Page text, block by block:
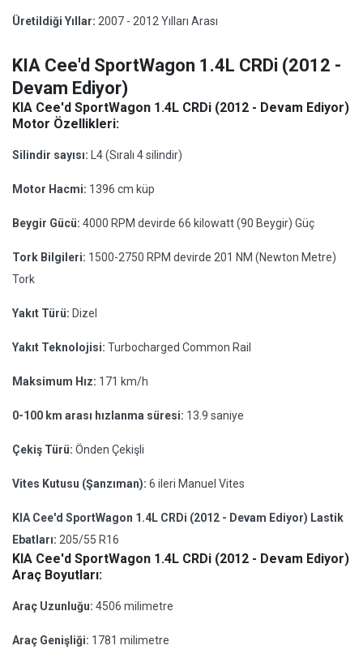
Üretildiği Yıllar: 2007 - 2012 Yılları Arası
KIA Cee'd SportWagon 1.4L CRDi (2012 -
Devam Ediyor)
KIA Cee'd SportWagon 1.4L CRDi (2012 - Devam Ediyor)
Motor Özellikleri:
Silindir sayısı: L4 (Sıralı 4 silindir)
Motor Hacmi: 1396 cm küp
Beygir Gücü: 4000 RPM devirde 66 kilowatt (90 Beygir) Güç
Tork Bilgileri: 1500-2750 RPM devirde 201 NM (Newton Metre)
Tork
Yakıt Türü: Dizel
Yakıt Teknolojisi: Turbocharged Common Rail
Maksimum Hız: 171 km/h
0-100 km arası hızlanma süresi: 13.9 saniye
Çekiş Türü: Önden Çekişli
Vites Kutusu (Şanzıman): 6 ileri Manuel Vites
KIA Cee'd SportWagon 1.4L CRDi (2012 - Devam Ediyor) Lastik
Ebatları: 205/55 R16
KIA Cee'd SportWagon 1.4L CRDi (2012 - Devam Ediyor)
Araç Boyutları:
Araç Uzunluğu: 4506 milimetre
Araç Genişliği: 1781 milimetre